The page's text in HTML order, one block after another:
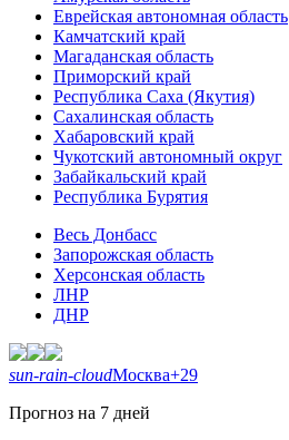
Еврейская автономная область
Камчатский край
Магаданская область
Приморский край
Республика Саха (Якутия)
Сахалинская область
Хабаровский край
Чукотский автономный округ
Забайкальский край
Республика Бурятия
Весь Донбасс
Запорожская область
Херсонская область
ЛНР
ДНР
sun-rain-cloudМосква+29
Прогноз на 7 дней